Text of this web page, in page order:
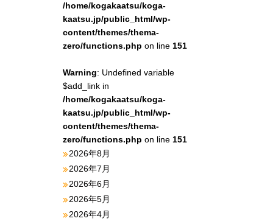
/home/kogakaatsu/koga-
kaatsu.jp/public_html/wp-
content/themes/thema-
zero/functions.php on line 151
Warning: Undefined variable
$add_link in
/home/kogakaatsu/koga-
kaatsu.jp/public_html/wp-
content/themes/thema-
zero/functions.php on line 151
2026年8月
2026年7月
2026年6月
2026年5月
2026年4月